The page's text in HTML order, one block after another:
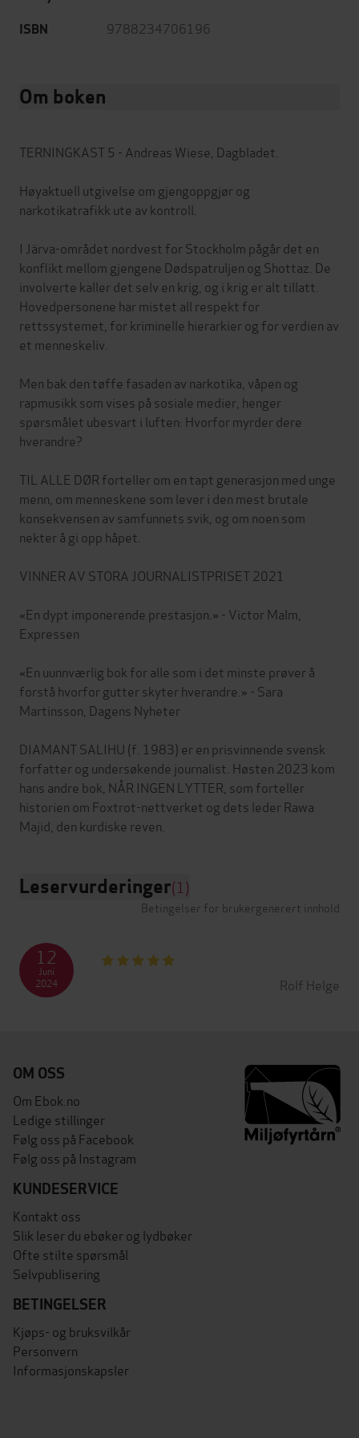
ISBN 9788234706196
Om boken
TERNINGKAST 5 - Andreas Wiese, Dagbladet.
Høyaktuell utgivelse om gjengoppgjør og
narkotikatrafikk ute av kontroll.
I Järva-området nordvest for Stockholm pågår det en
konflikt mellom gjengene Dødspatruljen og Shottaz. De
involverte kaller det selv en krig, og i krig er alt tillatt.
Hovedpersonene har mistet all respekt for
rettssystemet, for kriminelle hierarkier og for verdien av
et menneskeliv.
Men bak den tøffe fasaden av narkotika, våpen og
rapmusikk som vises på sosiale medier, henger
spørsmålet ubesvart i luften: Hvorfor myrder dere
hverandre?
TIL ALLE DØR forteller om en tapt generasjon med unge
menn, om menneskene som lever i den mest brutale
konsekvensen av samfunnets svik, og om noen som
nekter å gi opp håpet.
VINNER AV STORA JOURNALISTPRISET 2021
«En dypt imponerende prestasjon.» - Victor Malm,
Expressen
«En uunnværlig bok for alle som i det minste prøver å
forstå hvorfor gutter skyter hverandre.» - Sara
Martinsson, Dagens Nyheter
DIAMANT SALIHU (f. 1983) er en prisvinnende svensk
forfatter og undersøkende journalist. Høsten 2023 kom
hans andre bok, NÅR INGEN LYTTER, som forteller
historien om Foxtrot-nettverket og dets leder Rawa
Leservurderinger(1)
Betingelser for brukergenerert innhold
Rolf Helge
12
Juni
2024
OM OSS
Om Ebok.no
Ledige stillinger
Følg oss på Facebook
Følg oss på Instagram
KUNDESERVICE
Kontakt oss
Slik leser du ebøker og lydbøker
Ofte stilte spørsmål
Selvpublisering
BETINGELSER
Kjøps- og bruksvilkår
Personvern
Informasjonskapsler